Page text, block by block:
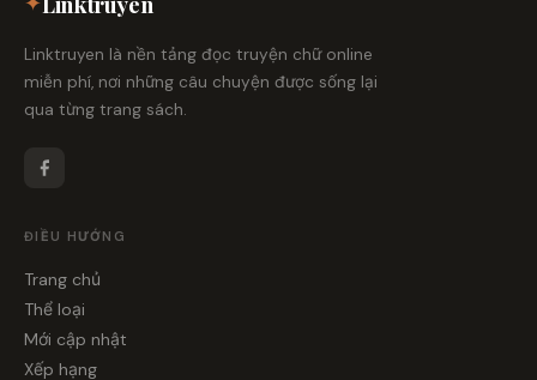
Linktruyen là nền tảng đọc truyện chữ online
miễn phí, nơi những câu chuyện được sống lại
qua từng trang sách.
ĐIỀU HƯỚNG
Trang chủ
Thể loại
Mới cập nhật
Xếp hạng